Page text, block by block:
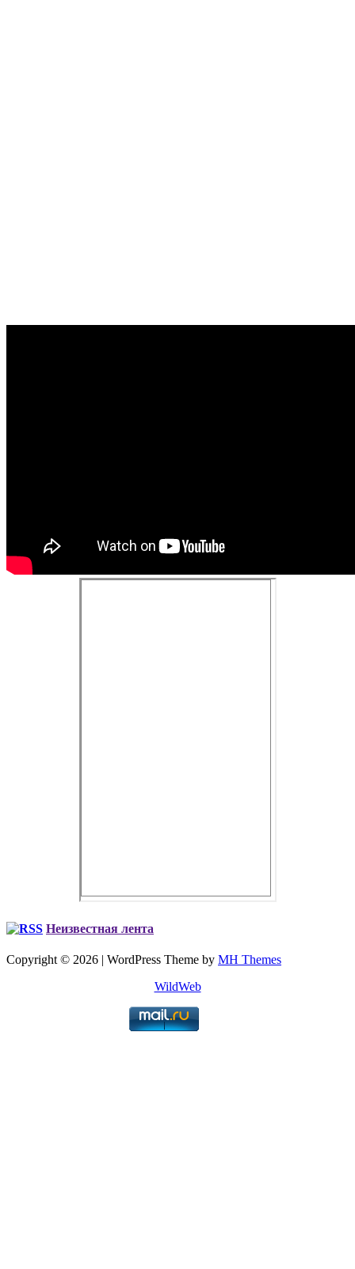
Неизвестная лента
Copyright © 2026 | WordPress Theme by MH Themes
WildWeb